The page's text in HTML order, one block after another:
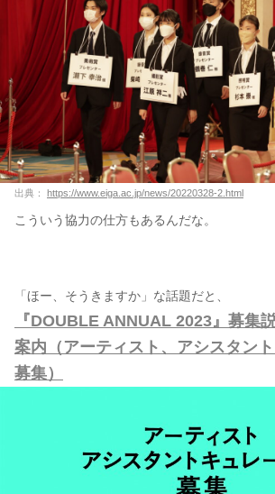
出典： https://www.eiga.ac.jp/news/20220328-2.html
こういう協力の仕方もあるんだな。
「ほー、そうきますか」な話題だと、
『DOUBLE ANNUAL 2023』募集
案内（アーティスト、アシスタン
募集）